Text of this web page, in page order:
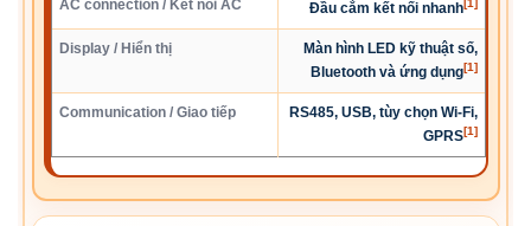
AC connection / Kết nối AC Đầu cắm kết nối nhanh[1]
Display / Hiển thị
Màn hình LED kỹ thuật số,
Bluetooth và ứng dụng[1]
Communication / Giao tiếp
RS485, USB, tùy chọn Wi-Fi,
GPRS[1]